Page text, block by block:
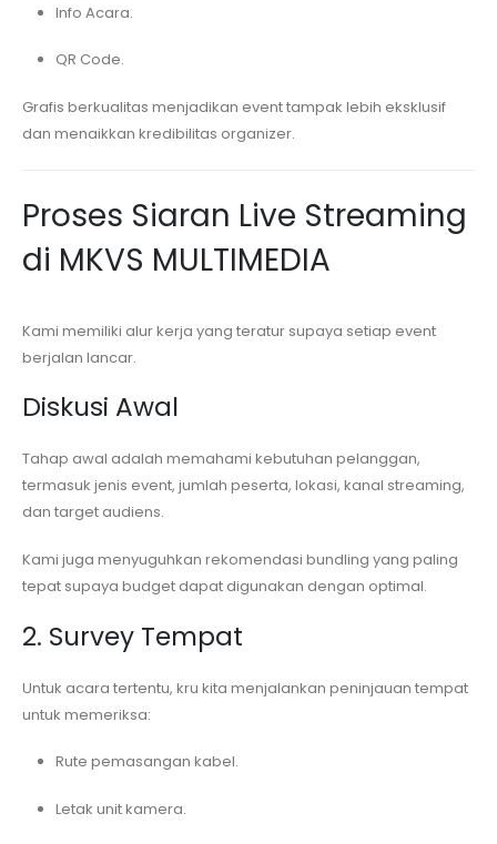
Info Acara.
QR Code.
Grafis berkualitas menjadikan event tampak lebih eksklusif
dan menaikkan kredibilitas organizer.
Proses Siaran Live Streaming
di MKVS MULTIMEDIA
Kami memiliki alur kerja yang teratur supaya setiap event
berjalan lancar.
Diskusi Awal
Tahap awal adalah memahami kebutuhan pelanggan,
termasuk jenis event, jumlah peserta, lokasi, kanal streaming,
dan target audiens.
Kami juga menyuguhkan rekomendasi bundling yang paling
tepat supaya budget dapat digunakan dengan optimal.
2. Survey Tempat
Untuk acara tertentu, kru kita menjalankan peninjauan tempat
untuk memeriksa:
Rute pemasangan kabel.
Letak unit kamera.